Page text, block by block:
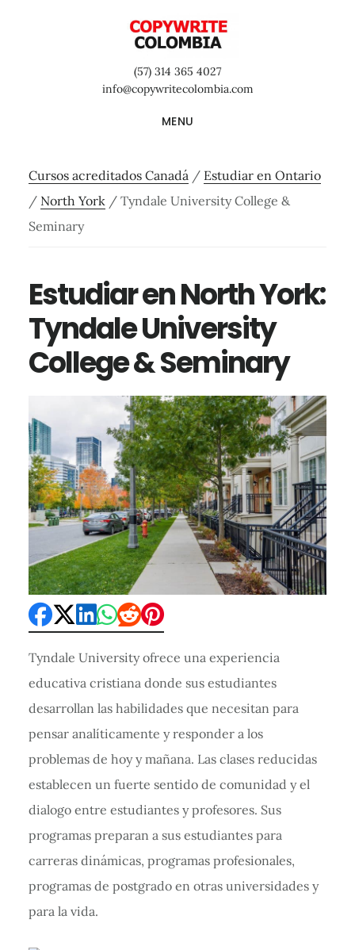
(57) 314 365 4027
info@copywritecolombia.com
MENU
Cursos acreditados Canadá / Estudiar en Ontario
/ North York /Tyndale University College &
Seminary
Estudiar en North York:
Tyndale University
College & Seminary
Tyndale University ofrece una experiencia
educativa cristiana donde sus estudiantes
desarrollan las habilidades que necesitan para
pensar analíticamente y responder a los
problemas de hoy y mañana. Las clases reducidas
establecen un fuerte sentido de comunidad y el
dialogo entre estudiantes y profesores. Sus
programas preparan a sus estudiantes para
carreras dinámicas, programas profesionales,
programas de postgrado en otras universidades y
para la vida.